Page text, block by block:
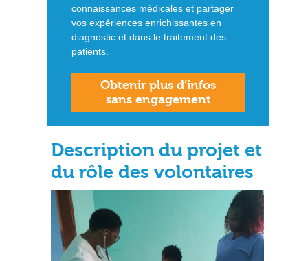
connaissances médicales et partager
vos expériences enrichissantes en
diagnostic et dans le traitement des
patients.
Obtenir plus d’infos
sans engagement
Description du projet et
du rôle des volontaires